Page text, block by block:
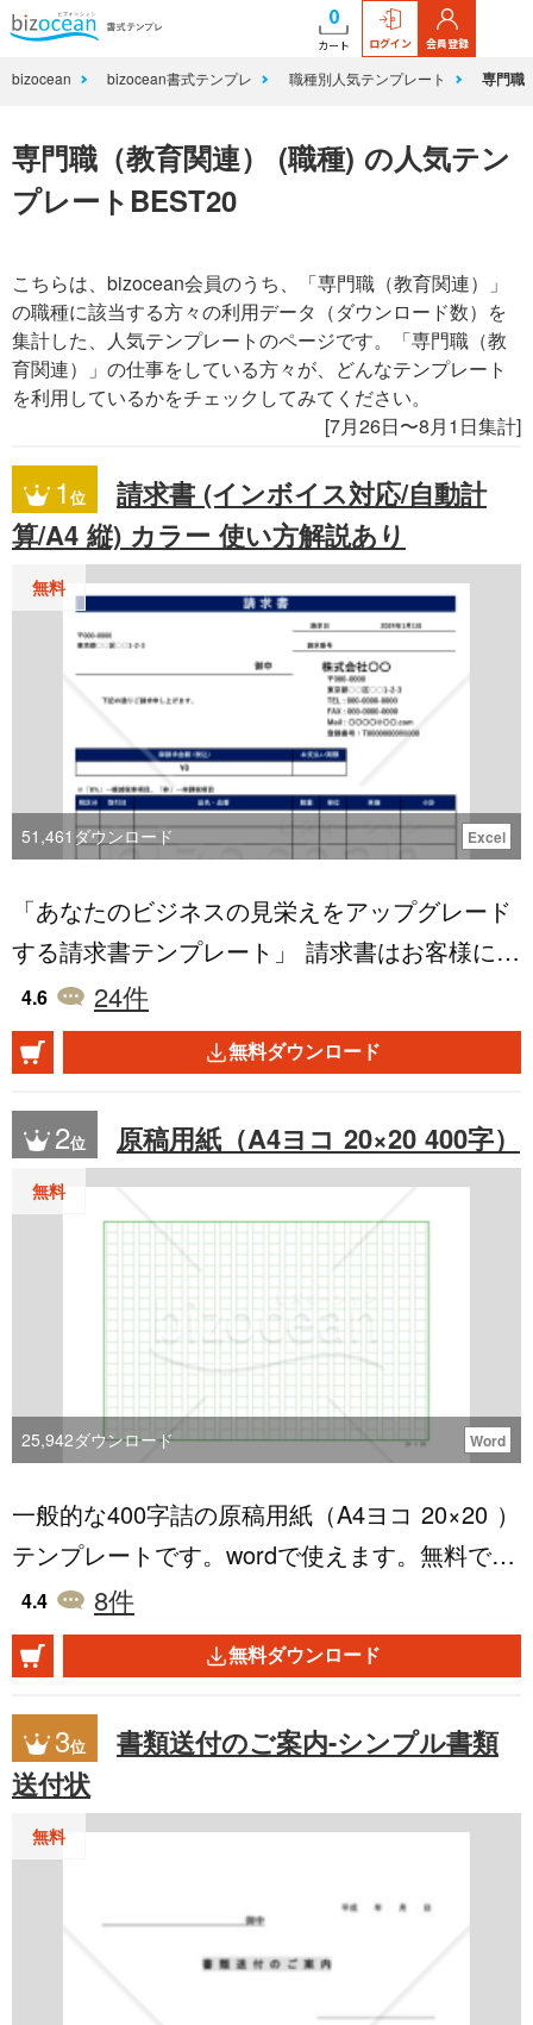
0
カート ログイン 会員登録
bizocean bizocean書式テンプレ 職種別人気テンプレート 専門職
専門職（教育関連） (職種) の人気テン
プレートBEST20
こちらは、bizocean会員のうち、「専門職（教育関連）」
の職種に該当する方々の利用データ（ダウンロード数）を
集計した、人気テンプレートのページです。「専門職（教
育関連）」の仕事をしている方々が、どんなテンプレート
を利用しているかをチェックしてみてください。
[7月26日〜8月1日集計]
1位
請求書 (インボイス対応/自動計
算/A4 縦) カラー 使い方解説あり
無料
51,461 ダウンロード Excel
「あなたのビジネスの見栄えをアップグレード
する請求書テンプレート」 請求書はお客様に対
するビジネスの第一印象を決定づける大切な書
類です。このカラー版テンプレートは、視覚的
に訴える鮮やかなデザインを特徴としており、
あなたのブランドイメージを効果的にアピール
します。 使い方の解説を読んで頂ければ、Exc
el初心者の方でも簡単に編集可能です。 ↓使い
方の解説はどちらかの方法で確認できます↓ ・
テンプレートにある「使い方を見る」をクリッ
ク ・「https://template-core.com/archives/a000
01-2_invoice_how/」 _____________________
___________________ 「この請求書テンプレ
ートでできること」 ・数量と単価を入力すれ
に削減。 ・ビジネスに合わせてカスタマイズ可
能、汎用性の高い請求書が作成できます。 ・イ
ンボイス制度にも対応した請求書をすぐに作成
可能。 ________________________________
________ 「利用方法」 1. 会社情報の入力
「表紙」シートに会社名や住所などの基本情報
を入力し、テンプレートを保存しておきましょ
う。これにより、次回以降の作業がスムーズに
行えます。 2. 請求書の作成 顧客情報、請求番
ます。解説を参考にすれば、必要な情報を漏れ
なく記載できます。 ______________________
4.6 24件
無料ダウンロード
2位 原稿用紙（A4ヨコ 20×20 400字）
無料
25,942ダウンロード Word
一般的な400字詰の原稿用紙（A4ヨコ 20×20 ）
テンプレートです。wordで使えます。無料でダ
ウンロードできます。是非ご利用ください。
4.4 8件
無料ダウンロード
3位
書類送付のご案内-シンプル書類
送付状
無料